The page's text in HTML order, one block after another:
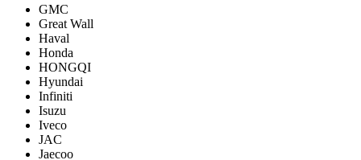
GMC
Great Wall
Haval
Honda
HONGQI
Hyundai
Infiniti
Isuzu
Iveco
JAC
Jaecoo